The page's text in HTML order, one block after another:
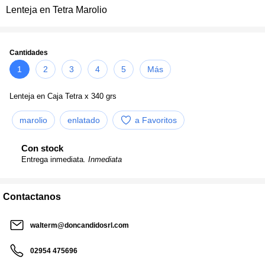
Lenteja en Tetra Marolio
Cantidades
1 2 3 4 5 Más
Lenteja en Caja Tetra x 340 grs
marolio enlatado a Favoritos
Con stock
Entrega inmediata . Inmediata
Contactanos
walterm@doncandidosrl.com
02954 475696